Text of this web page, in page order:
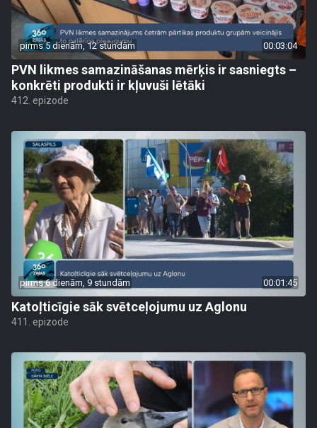
pirms 5 dienām, 12 stundām 00:03:04
PVN likmes samazināšanas mērķis ir sasniegts –
konkrēti produkti ir kļuvuši lētāki
412. epizode
pirms 6 dienām, 9 stundām 00:01:45
Katoļticīgie sāk svētceļojumu uz Aglonu
411. epizode